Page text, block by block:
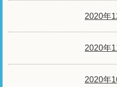
2020年
2020年
2020年